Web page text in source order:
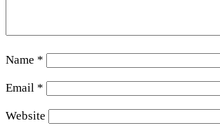
Name *
Email *
Website